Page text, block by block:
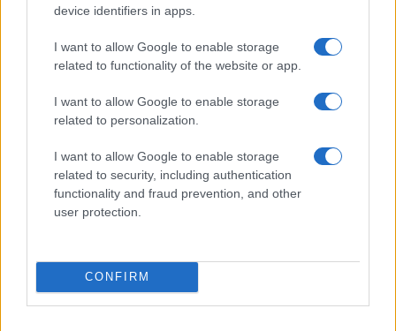
device identifiers in apps.
I want to allow Google to enable storage
related to functionality of the website or app.
I want to allow Google to enable storage
related to personalization.
I want to allow Google to enable storage
related to security, including authentication
functionality and fraud prevention, and other
user protection.
CONFIRM
Lamezia International Film Fest: arte e cultura si
incontrano in Calabria
PIÙ LETTI